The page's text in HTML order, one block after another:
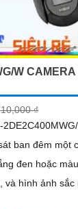
W
₫
đêm một cách hiệu
đen hoặc
và hình ảnh